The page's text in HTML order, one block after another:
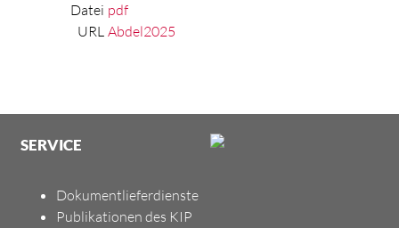
Datei pdf
URL Abdel2025
SERVICE
Dokumentlieferdienste
Publikationen des KIP